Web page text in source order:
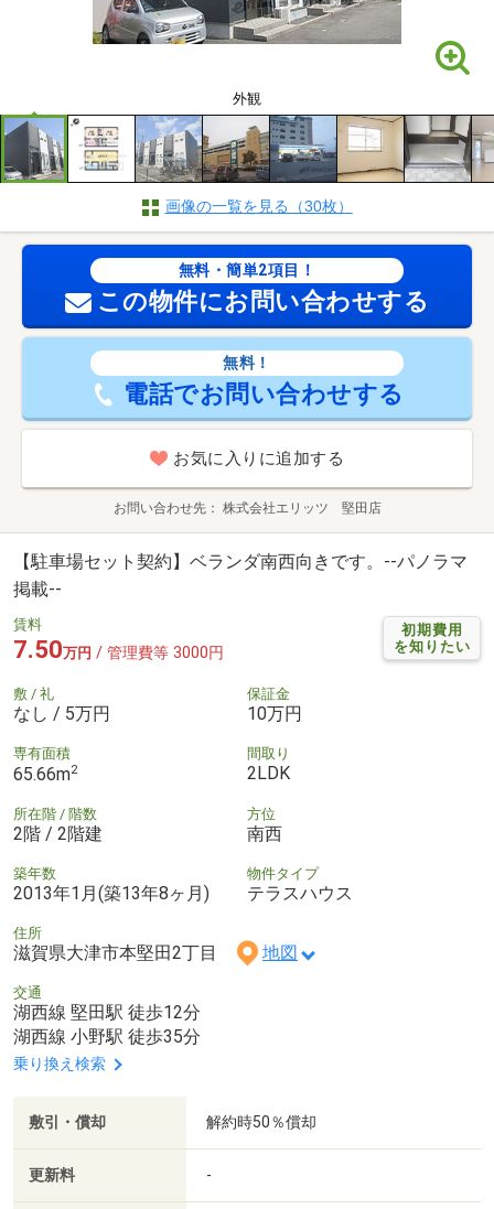
外観
画像の一覧を見る（30枚）
無料・簡単2項目！
この物件にお問い合わせする
無料！
電話でお問い合わせする
お気に入りに追加する
お問い合わせ先 株式会社エリッツ 堅田店
【駐車場セット契約】ベランダ南西向きです。--パノラマ
掲載--
初期費用
を知りたい
賃料
7.50万円 / 管理費等 3000円
敷 / 礼
なし / 5万円
保証金
10万円
専有面積
65.66m2
間取り
2LDK
所在階 / 階数
2階 / 2階建
方位
南西
築年数
2013年1月(築13年8ヶ月)
物件タイプ
テラスハウス
住所
滋賀県大津市本堅田2丁目 地図
交通
湖西線 堅田駅 徒歩12分
湖西線 小野駅 徒歩35分
乗り換え検索
敷引・償却 解約時50％償却
更新料 -